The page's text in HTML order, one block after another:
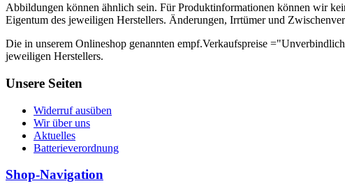
Abbildungen können ähnlich sein. Für Produktinformationen können wir
Eigentum des jeweiligen Herstellers. Änderungen, Irrtümer und
Die in unserem Onlineshop genannten empf.Verkaufspreise
jeweiligen Herstellers.
Unsere Seiten
Widerruf ausüben
Wir über uns
Aktuelles
Batterieverordnung
Shop-Navigation